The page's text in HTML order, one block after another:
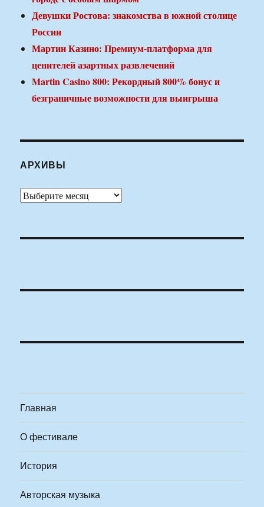
Девушки Ростова: знакомства в южной столице
России
Мартин Казино: Премиум-платформа для
ценителей азартных развлечений
Martin Casino 800: Рекордный 800% бонус и
безграничные возможности для выигрыша
АРХИВЫ
Архивы
Главная
О фестивале
История
Авторская музыка